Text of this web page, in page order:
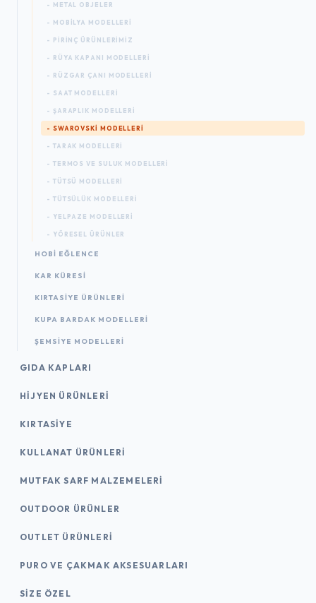
- METAL OBJELER
- MOBILYA MODELLERI
- PIRINÇ ÜRÜNLERIMIZ
- RÜYA KAPANI MODELLERI
- RÜZGAR ÇANI MODELLERI
- SAAT MODELLERI
- ŞARAPLIK MODELLERI
- SWAROVSKI MODELLERI
- TARAK MODELLERI
- TERMOS VE SULUK MODELLERI
- TÜTSÜ MODELLERI
- TÜTSÜLÜK MODELLERI
- YELPAZE MODELLERI
- YÖRESEL ÜRÜNLER
HOBI EĞLENCE
KAR KÜRESI
KIRTASIYE ÜRÜNLERI
KUPA BARDAK MODELLERI
ŞEMSIYE MODELLERI
GIDA KAPLARI
HIJYEN ÜRÜNLERI
KIRTASİYE
KULLANAT ÜRÜNLERI
MUTFAK SARF MALZEMELERI
OUTDOOR ÜRÜNLER
OUTLET ÜRÜNLERI
PURO VE ÇAKMAK AKSESUARLARI
SIZE ÖZEL